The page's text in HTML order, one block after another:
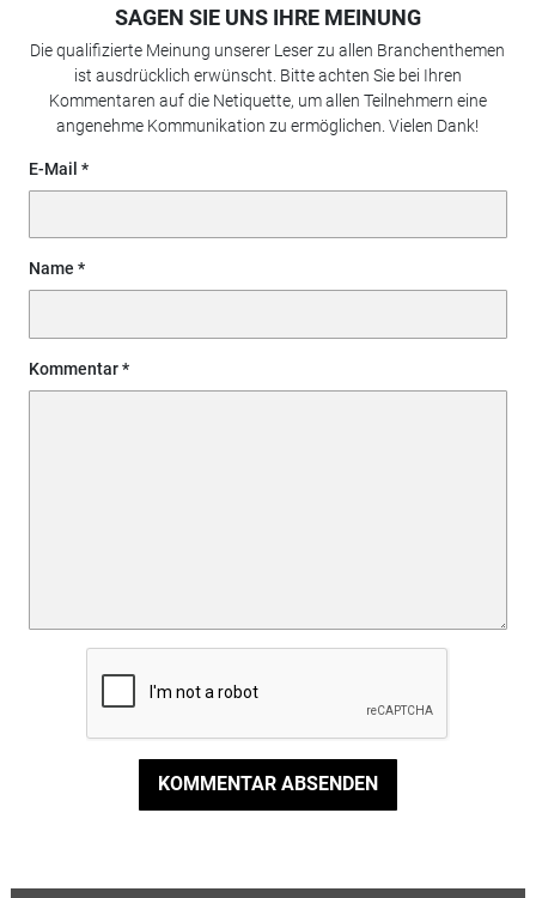
SAGEN SIE UNS IHRE MEINUNG
Die qualifizierte Meinung unserer Leser zu allen Branchenthemen
ist ausdrücklich erwünscht. Bitte achten Sie bei Ihren
Kommentaren auf die Netiquette, um allen Teilnehmern eine
angenehme Kommunikation zu ermöglichen. Vielen Dank!
E-Mail
Name
Kommentar
KOMMENTAR ABSENDEN